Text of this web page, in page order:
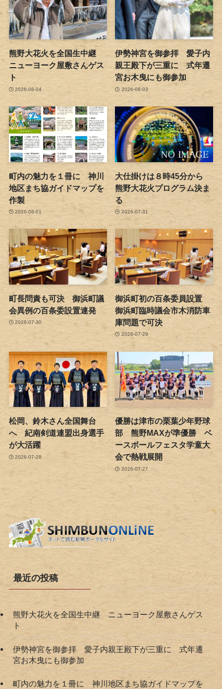
熊野大花火を全国生中継
ニューヨーク屋敷さんゲス
ト
2026-08-04
伊勢神宮を御参拝 愛子内
親王殿下が三重に 式年遷
宮お木曳にも御参加
2026-08-03
町内の魅力を１冊に 神川
地区まち協ガイドマップを
作製
2026-08-01
大仕掛けは８時45分から
熊野大花火プログラム決ま
る
2026-07-31
町長問責も可決 御浜町議
会異例の百条委設置連発
2026-07-30
御浜町初の百条委員設置
御浜町臨時議会市木消防車
庫問題で可決
2026-07-29
松岡、鈴木さん全国舞台
へ 紀南剣道連盟出身選手
が大活躍
2026-07-28
優勝は津市の栗葉少年野球
部 熊野MAXが準優勝 ベ
ースボールフェスタ学童大
会で熱戦展開
2026-07-27
最近の投稿
熊野大花火を全国生中継 ニューヨーク屋敷さんゲス
ト
伊勢神宮を御参拝 愛子内親王殿下が三重に 式年遷
宮お木曳にも御参加
町内の魅力を１冊に 神川地区まち協ガイドマップを